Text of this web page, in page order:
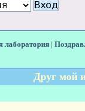
лаборатория
Друг мой